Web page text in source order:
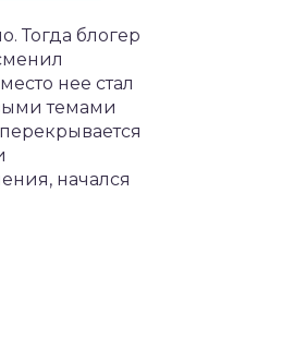
Тогда блогер
нее стал
темами
начался